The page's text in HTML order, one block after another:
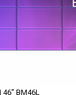
46" BM46L